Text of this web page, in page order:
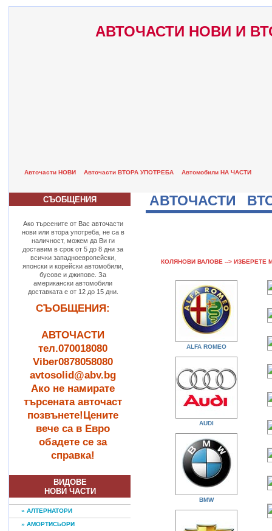
АВТОЧАСТИ НОВИ И
Авточасти НОВИ Авточасти ВТОРА УПОТРЕБА Автомобили НА ЧАСТИ
СЪОБЩЕНИЯ
Ако търсените от Вас авточасти
нови или втора употреба, не са в
наличност, можем да Ви ги
доставим в срок от 5 до 8 дни за
всички западноевропейски,
японски и корейски автомобили,
бусове и джипове. За
американски автомобили
доставката е от 12 до 15 дни.
СЪОБЩЕНИЯ:
АВТОЧАСТИ
тел.070018080
Viber0878058080
avtosolid@abv.bg
Ако не намирате
търсената авточаст
позвънете!Цените
вече са в Евро
обадете се за
справка!
ВИДОВЕ
НОВИ ЧАСТИ
» АЛТЕРНАТОРИ
» АМОРТИСЬОРИ
АВТОЧАСТИ
КОЛЯНОВИ ВАЛОВЕ --> ИЗБЕРЕТЕ
ALFA ROMEO
AUDI
BMW